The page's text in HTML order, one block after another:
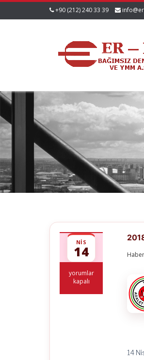
+90 (212) 240 33 39
NIS
14
2018
Yılı
yorumlar
kapalı
14